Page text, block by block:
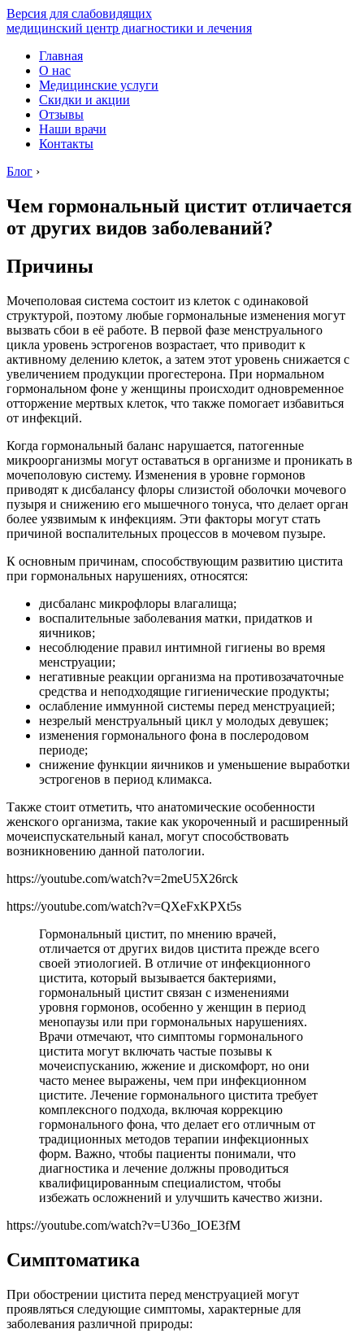
Версия для слабовидящих
медицинский центр диагностики и лечения
Главная
О нас
Медицинские услуги
Скидки и акции
Отзывы
Наши врачи
Контакты
Блог ›
Чем гормональный цистит отличается
от других видов заболеваний?
Причины
Мочеполовая система состоит из клеток с одинаковой
структурой, поэтому любые гормональные изменения могут
вызвать сбои в её работе. В первой фазе менструального
цикла уровень эстрогенов возрастает, что приводит к
активному делению клеток, а затем этот уровень снижается с
увеличением продукции прогестерона. При нормальном
гормональном фоне у женщины происходит одновременное
отторжение мертвых клеток, что также помогает избавиться
от инфекций.
Когда гормональный баланс нарушается, патогенные
микроорганизмы могут оставаться в организме и проникать в
мочеполовую систему. Изменения в уровне гормонов
приводят к дисбалансу флоры слизистой оболочки мочевого
пузыря и снижению его мышечного тонуса, что делает орган
более уязвимым к инфекциям. Эти факторы могут стать
причиной воспалительных процессов в мочевом пузыре.
К основным причинам, способствующим развитию цистита
при гормональных нарушениях, относятся:
дисбаланс микрофлоры влагалища;
воспалительные заболевания матки, придатков и
яичников;
несоблюдение правил интимной гигиены во время
менструации;
негативные реакции организма на противозачаточные
средства и неподходящие гигиенические продукты;
ослабление иммунной системы перед менструацией;
незрелый менструальный цикл у молодых девушек;
изменения гормонального фона в послеродовом
периоде;
снижение функции яичников и уменьшение выработки
эстрогенов в период климакса.
Также стоит отметить, что анатомические особенности
женского организма, такие как укороченный и расширенный
мочеиспускательный канал, могут способствовать
возникновению данной патологии.
https://youtube.com/watch?v=2meU5X26rck
https://youtube.com/watch?v=QXeFxKPXt5s
Гормональный цистит, по мнению врачей,
отличается от других видов цистита прежде всего
своей этиологией. В отличие от инфекционного
цистита, который вызывается бактериями,
гормональный цистит связан с изменениями
уровня гормонов, особенно у женщин в период
менопаузы или при гормональных нарушениях.
Врачи отмечают, что симптомы гормонального
цистита могут включать частые позывы к
мочеиспусканию, жжение и дискомфорт, но они
часто менее выражены, чем при инфекционном
цистите. Лечение гормонального цистита требует
комплексного подхода, включая коррекцию
гормонального фона, что делает его отличным от
традиционных методов терапии инфекционных
форм. Важно, чтобы пациенты понимали, что
диагностика и лечение должны проводиться
квалифицированным специалистом, чтобы
избежать осложнений и улучшить качество жизни.
https://youtube.com/watch?v=U36o_IOE3fM
Симптоматика
При обострении цистита перед менструацией могут
проявляться следующие симптомы, характерные для
заболевания различной природы: